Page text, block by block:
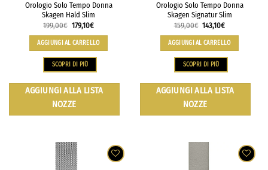
Orologio Solo Tempo Donna
Skagen Hald Slim
199,00€ 179,10€
AGGIUNGI AL CARRELLO
SCOPRI DI PIÙ
AGGIUNGI ALLA LISTA
NOZZE
Orologio Solo Tempo Donna
Skagen Signatur Slim
159,00€ 143,10€
AGGIUNGI AL CARRELLO
SCOPRI DI PIÙ
AGGIUNGI ALLA LISTA
NOZZE